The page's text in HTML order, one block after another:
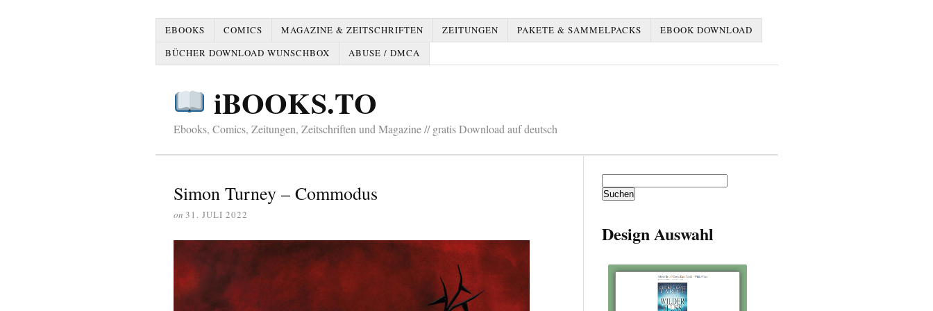
EBOOKS COMICS MAGAZINE & ZEITSCHRIFTEN ZEITUNGEN PAKETE & SAMMELPACKS
EBOOK DOWNLOAD
BÜCHER DOWNLOAD WUNSCHBOX
ABUSE / DMCA
iBOOKS.TO
Ebooks, Comics, Zeitungen, Zeitschriften und Magazine // gratis Download auf deutsch
Simon Turney – Commodus
on 31. JULI 2022
nach:
Design Auswahl